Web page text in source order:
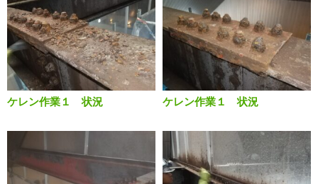
ケレン作業１ 状況 ケレン作業１ 状況